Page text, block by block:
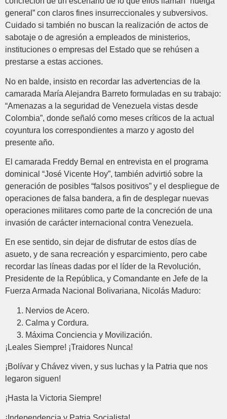
general” con claros fines insurreccionales y subversivos.
Cuidado si también no buscan la realización de actos de
sabotaje o de agresión a empleados de ministerios,
instituciones o empresas del Estado que se rehúsen a
prestarse a estas acciones.
No en balde, insisto en recordar las advertencias de la
camarada María Alejandra Barreto formuladas en su trabajo:
“Amenazas a la seguridad de Venezuela vistas desde
Colombia”, donde señaló como meses críticos de la actual
coyuntura los correspondientes a marzo y agosto del
presente año.
El camarada Freddy Bernal en entrevista en el programa
dominical “José Vicente Hoy”, también advirtió sobre la
generación de posibles “falsos positivos” y el despliegue de
operaciones de falsa bandera, a fin de desplegar nuevas
operaciones militares como parte de la concreción de una
invasión de carácter internacional contra Venezuela.
En ese sentido, sin dejar de disfrutar de estos días de
asueto, y de sana recreación y esparcimiento, pero cabe
recordar las líneas dadas por el líder de la Revolución,
Presidente de la República, y Comandante en Jefe de la
Fuerza Armada Nacional Bolivariana, Nicolás Maduro:
Nervios de Acero.
Calma y Cordura.
Máxima Conciencia y Movilización.
¡Leales Siempre! ¡Traidores Nunca!
¡Bolívar y Chávez viven, y sus luchas y la Patria que nos
legaron siguen!
¡Hasta la Victoria Siempre!